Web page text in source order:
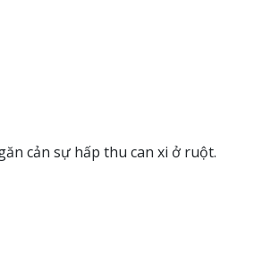
cản sự hấp thu can xi ở ruột.